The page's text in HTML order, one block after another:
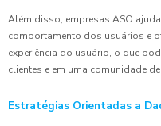
Além disso, empresas ASO
comportamento dos usuários e
experiência do usuário, o que
clientes e em uma comunidade
Estratégias Orientadas a